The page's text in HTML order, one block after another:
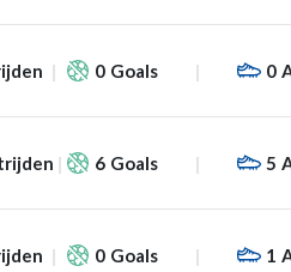
0 Goals 0
6 Goals 5
0 Goals 1